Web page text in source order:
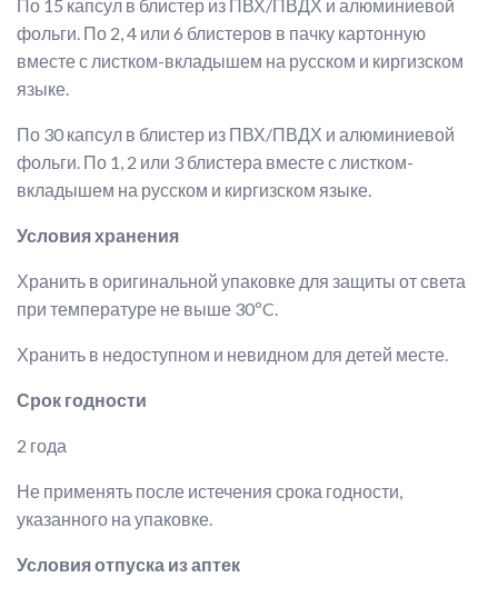
По 15 капсул в блистер из ПВХ/ПВДХ и алюминиевой
фольги. По 2, 4 или 6 блистеров в пачку картонную
вместе с листком-вкладышем на русском и киргизском
языке.
По 30 капсул в блистер из ПВХ/ПВДХ и алюминиевой
фольги. По 1, 2 или 3 блистера вместе с листком-
вкладышем на русском и киргизском языке.
Условия хранения
Хранить в оригинальной упаковке для защиты от света
при температуре не выше 30ºC.
Хранить в недоступном и невидном для детей месте.
Срок годности
2 года
Не применять после истечения срока годности,
указанного на упаковке.
Условия отпуска из аптек